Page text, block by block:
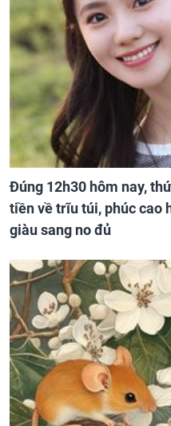
Đúng 12h30 hôm nay,
tiền về trĩu túi, phúc cao
giàu sang no đủ